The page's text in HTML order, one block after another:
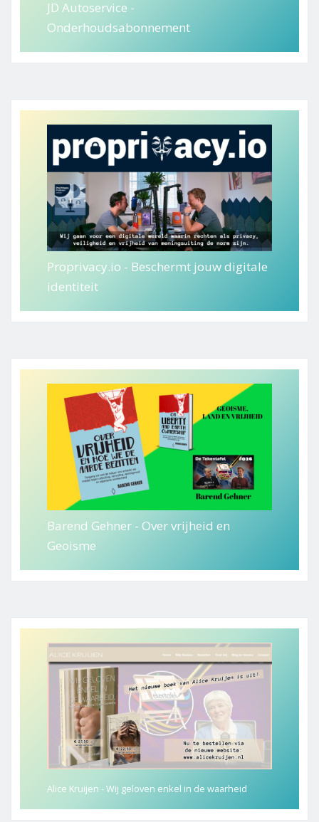
JD Autoservice -
Onderhoudsabonnement
Proprivacy.io - Beschermt jouw digitale
identiteit
Barend Gehner - Over vrijheid en
Geoisme
Alice Kruijen - Wij geloven enkel in de waarheid